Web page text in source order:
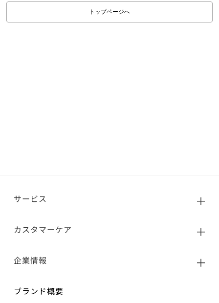
トップページへ
サービス
カスタマーケア
企業情報
ブランド概要